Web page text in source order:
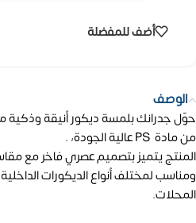
أضف للمفضلة
الوصف
حوّل جدرانك بلمسة ديكور أنيقة وذكية
من مادة PS عالية الجودة، .
ومناسب لمختلف أنواع الديكورات
المحلات.